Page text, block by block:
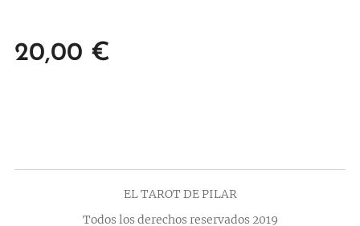
20,00 €
EL TAROT DE PILAR
Todos los derechos reservados 2019